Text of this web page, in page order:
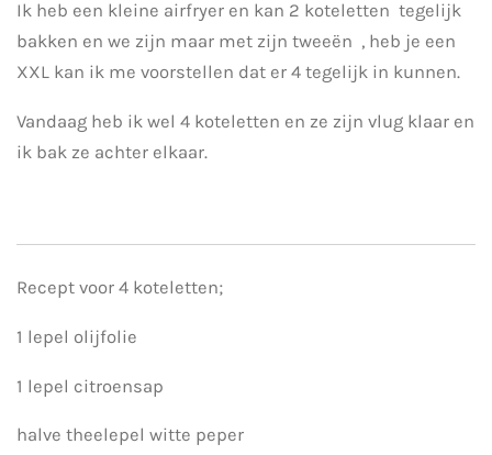
Ik heb een kleine airfryer en kan 2 koteletten tegelijk
bakken en we zijn maar met zijn tweeën , heb je een
XXL kan ik me voorstellen dat er 4 tegelijk in kunnen.
Vandaag heb ik wel 4 koteletten en ze zijn vlug klaar en
ik bak ze achter elkaar.
Recept voor 4 koteletten;
1 lepel olijfolie
1 lepel citroensap
halve theelepel witte peper